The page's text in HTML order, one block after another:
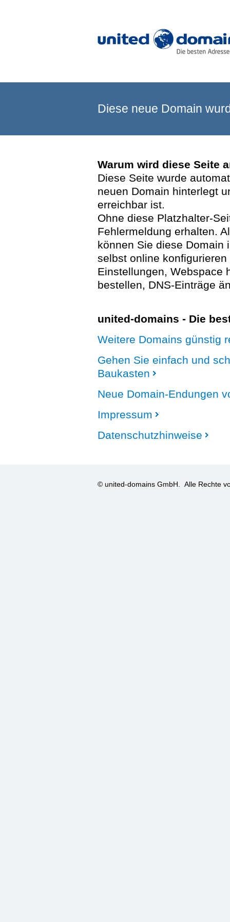
Diese neue Domain
Warum wird diese Seite
Diese Seite wurde
neuen Domain hinterlegt
erreichbar ist.
Ohne diese Platzhalter-
Fehlermeldung erhalten.
können Sie diese Domain
selbst online
Einstellungen, Webspace
bestellen, DNS-Einträge
united-domains - Die
Weitere Domains günstig
Gehen Sie einfach und
Baukasten
Neue Domain-Endungen
Impressum
Datenschutzhinweise
© united-domains GmbH. Alle Rechte